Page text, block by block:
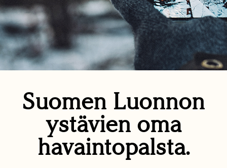
Suomen Luonnon
ystävien oma
havaintopalsta.